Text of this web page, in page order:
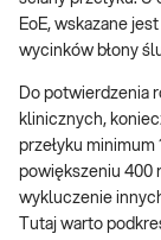
EoE, wskazane
wycinków błony
Do potwierdzenia
klinicznych,
przełyku
powiększeniu 400
wykluczenie
Tutaj warto